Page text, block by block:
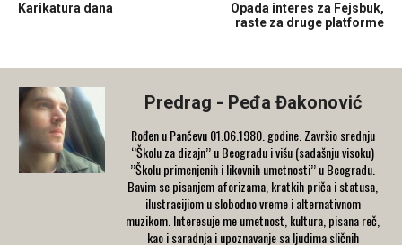
Karikatura dana
Opada interes za Fejsbuk,
raste za druge platforme
Predrag - Peđa Đakonović
Rođen u Pančevu 01.06.1980. godine. Završio srednju
‘’Školu za dizajn’’ u Beogradu i višu (sadašnju visoku)
’’Školu primenjenih i likovnih umetnosti’’ u Beogradu.
Bavim se pisanjem aforizama, kratkih priča i statusa,
ilustracijiom u slobodno vreme i alternativnom
muzikom. Interesuje me umetnost, kultura, pisana reč,
kao i saradnja i upoznavanje sa ljudima sličnih